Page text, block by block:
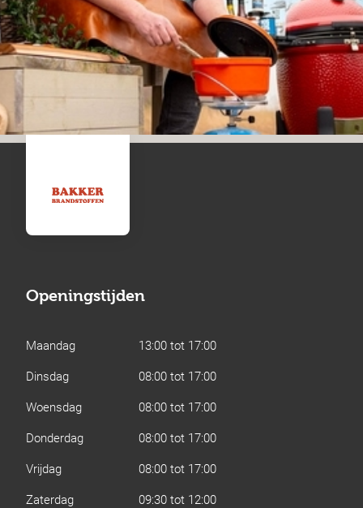
Openingstijden
Maandag
13:00 tot 17:00
Dinsdag
08:00 tot 17:00
Woensdag
08:00 tot 17:00
Donderdag
08:00 tot 17:00
Vrijdag
08:00 tot 17:00
Zaterdag
09:30 tot 12:00